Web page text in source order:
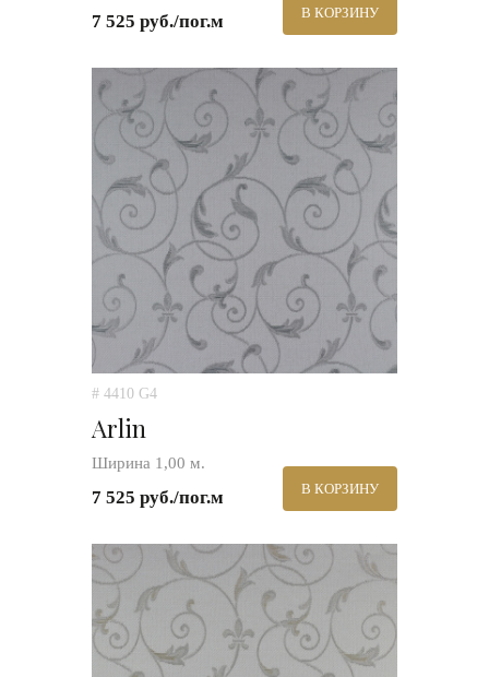
7 525 руб./пог.м В КОРЗИНУ
# 4410 G4
Arlin
Ширина 1,00 м.
7 525 руб./пог.м В КОРЗИНУ